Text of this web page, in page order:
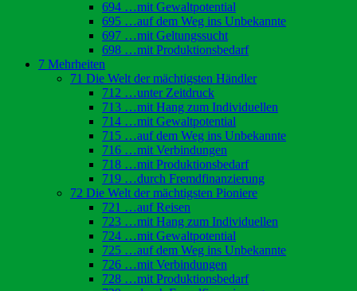
694 …mit Gewaltpotential
695 …auf dem Weg ins Unbekannte
697 …mit Geltungssucht
698 …mit Produktionsbedarf
7 Mehrheiten
71 Die Welt der mächtigsten Händler
712 …unter Zeitdruck
713 …mit Hang zum Individuellen
714 …mit Gewaltpotential
715 …auf dem Weg ins Unbekannte
716 …mit Verbindungen
718 …mit Produktionsbedarf
719 …durch Fremdfinanzierung
72 Die Welt der mächtigsten Pioniere
721 …auf Reisen
723 …mit Hang zum Individuellen
724 …mit Gewaltpotential
725 …auf dem Weg ins Unbekannte
726 …mit Verbindungen
728 …mit Produktionsbedarf